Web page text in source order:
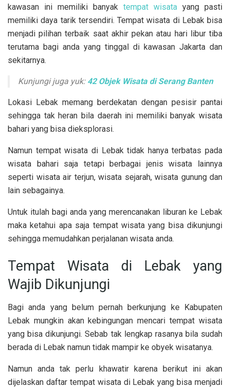
kawasan ini memiliki banyak tempat wisata yang pasti
memiliki daya tarik tersendiri. Tempat wisata di Lebak bisa
menjadi pilihan terbaik saat akhir pekan atau hari libur tiba
terutama bagi anda yang tinggal di kawasan Jakarta dan
sekitarnya.
Kunjungi juga yuk: 42 Objek Wisata di Serang Banten
Lokasi Lebak memang berdekatan dengan pesisir pantai
sehingga tak heran bila daerah ini memiliki banyak wisata
bahari yang bisa dieksplorasi.
Namun tempat wisata di Lebak tidak hanya terbatas pada
wisata bahari saja tetapi berbagai jenis wisata lainnya
seperti wisata air terjun, wisata sejarah, wisata gunung dan
lain sebagainya.
Untuk itulah bagi anda yang merencanakan liburan ke Lebak
maka ketahui apa saja tempat wisata yang bisa dikunjungi
sehingga memudahkan perjalanan wisata anda.
Tempat Wisata di Lebak yang
Wajib Dikunjungi
Bagi anda yang belum pernah berkunjung ke Kabupaten
Lebak mungkin akan kebingungan mencari tempat wisata
yang bisa dikunjungi. Sebab tak lengkap rasanya bila sudah
berada di Lebak namun tidak mampir ke obyek wisatanya.
Namun anda tak perlu khawatir karena berikut ini akan
dijelaskan daftar tempat wisata di Lebak yang bisa menjadi